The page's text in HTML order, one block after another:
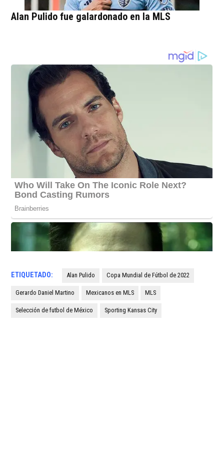
Alan Pulido fue galardonado en la MLS